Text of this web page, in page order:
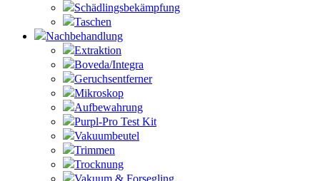
Schädlingsbekämpfung
Taschen
Nachbehandlung
Extraktion
Boveda/Integra
Geruchsentferner
Mikroskop
Aufbewahrung
Purpl-Pro Test Kit
Vakuumbeutel
Trimmen
Trocknung
Vakuum & Forsegling